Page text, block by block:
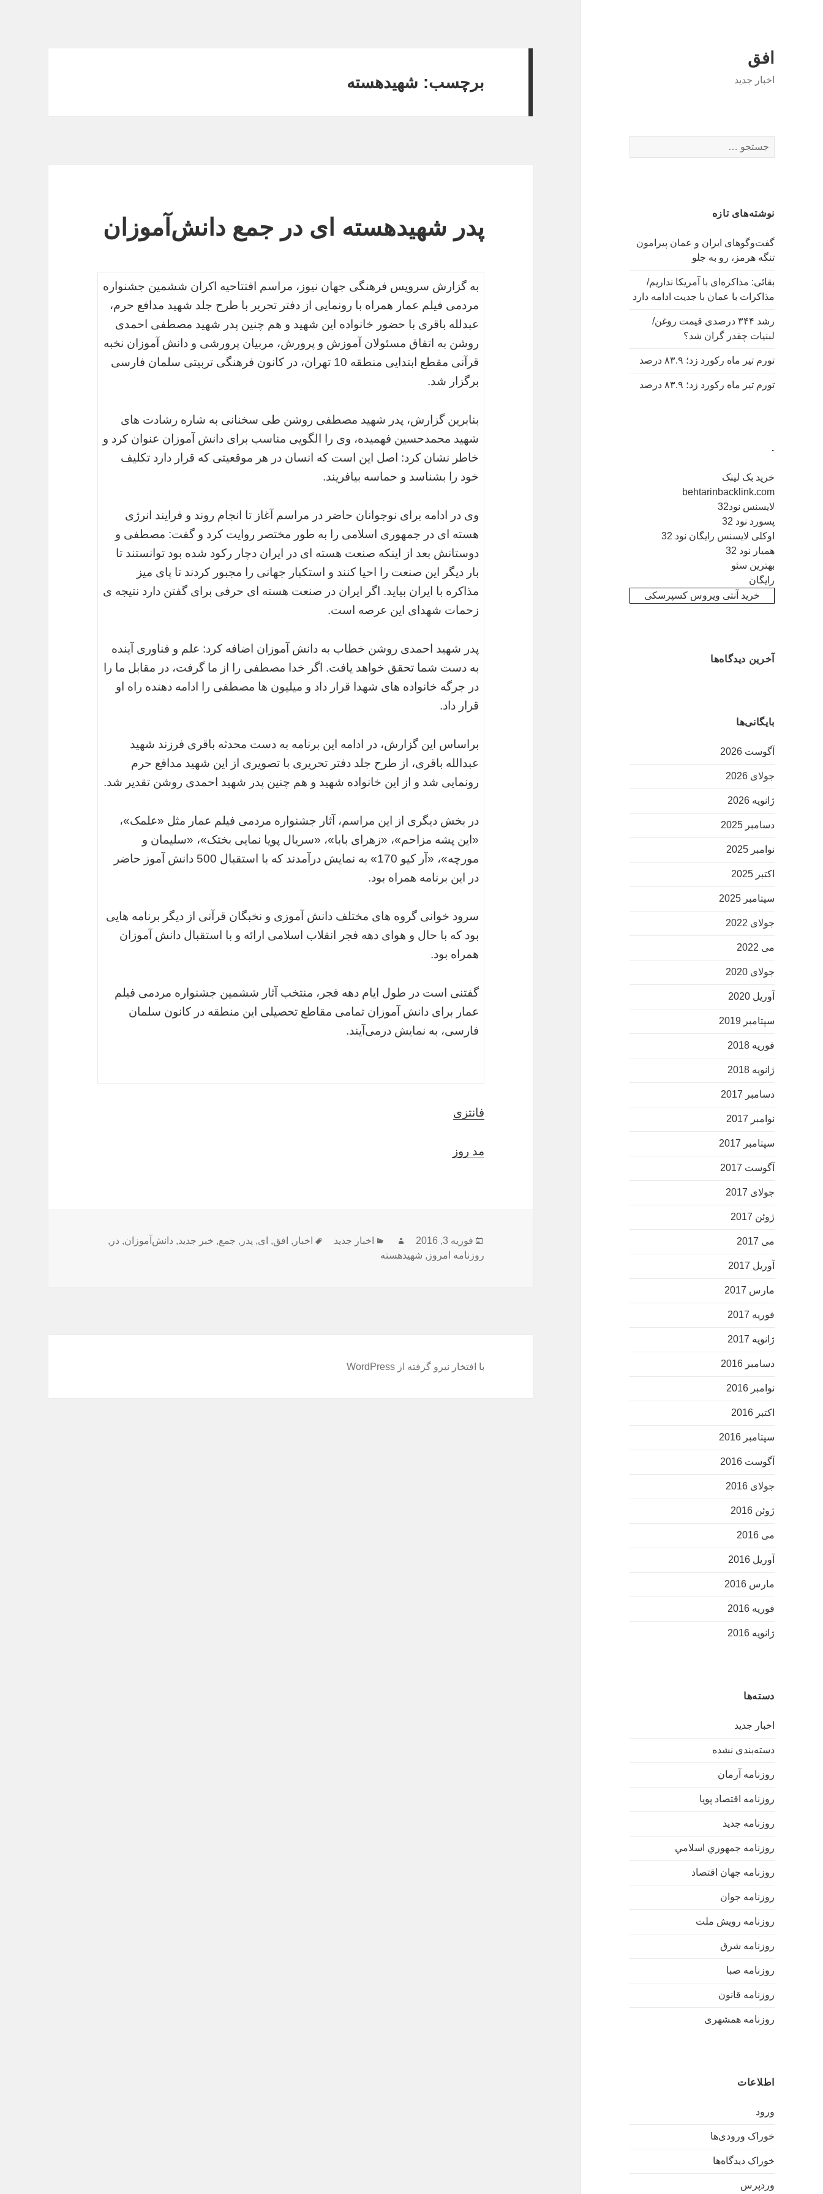
افق
اخبار جدید
برای:
نوشته‌های تازه
گفت‌وگوهای ایران و عمان پیرامون
تنگه هرمز، رو به جلو
بقائی: مذاکره‌ای با آمریکا نداریم/
مذاکرات با عمان با جدیت ادامه دارد
رشد ۳۴۴ درصدی قیمت روغن/
لبنیات چقدر گران شد؟
تورم تیر ماه رکورد زد؛ ۸۳.۹ درصد
تورم تیر ماه رکورد زد؛ ۸۳.۹ درصد
.
خرید بک لینک
behtarinbacklink.com
لایسنس نود32
پسورد نود 32
اوکلی لایسنس رایگان نود 32
همیار نود 32
بهترین سئو
رایگان
خرید آنتی ویروس کسپرسکی
آخرین دیدگاه‌ها
بایگانی‌ها
آگوست 2026
جولای 2026
ژانویه 2026
دسامبر 2025
نوامبر 2025
اکتبر 2025
سپتامبر 2025
جولای 2022
می 2022
جولای 2020
آوریل 2020
سپتامبر 2019
فوریه 2018
ژانویه 2018
دسامبر 2017
نوامبر 2017
سپتامبر 2017
آگوست 2017
جولای 2017
ژوئن 2017
می 2017
آوریل 2017
مارس 2017
فوریه 2017
ژانویه 2017
دسامبر 2016
نوامبر 2016
اکتبر 2016
سپتامبر 2016
آگوست 2016
جولای 2016
ژوئن 2016
می 2016
آوریل 2016
مارس 2016
فوریه 2016
ژانویه 2016
دسته‌ها
اخبار جدید
دسته‌بندی نشده
روزنامه آرمان
روزنامه اقتصاد پویا
روزنامه جدید
روزنامه جمهوري اسلامي
روزنامه جهان اقتصاد
روزنامه جوان
روزنامه رویش ملت
روزنامه شرق
روزنامه صبا
روزنامه قانون
روزنامه همشهری
اطلاعات
ورود
خوراک ورودی‌ها
خوراک دیدگاه‌ها
وردپرس
برچسب: شهیدهسته
پدر شهیدهسته ای در جمع دانش‌آموزان
به گزارش سرویس فرهنگی جهان نیوز، مراسم افتتاحیه اکران ششمین جشنواره
مردمی فیلم عمار همراه با رونمایی از دفتر تحریر با طرح جلد شهید مدافع حرم،
عبدلله باقری با حضور خانواده این شهید و هم چنین پدر شهید مصطفی احمدی
روشن به اتفاق مسئولان آموزش و پرورش، مربیان پرورشی و دانش آموزان نخبه
قرآنی مقطع ابتدایی منطقه 10 تهران، در کانون فرهنگی تربیتی سلمان فارسی
برگزار شد.
بنابرین گزارش، پدر شهید مصطفی روشن طی سخنانی به شاره رشادت های
شهید محمدحسین فهمیده، وی را الگویی مناسب برای دانش آموزان عنوان کرد و
خاطر نشان کرد: اصل این است که انسان در هر موقعیتی که قرار دارد تکلیف
خود را بشناسد و حماسه بیافریند.
وی در ادامه برای نوجوانان حاضر در مراسم آغاز تا انجام روند و فرایند انرژی
هسته ای در جمهوری اسلامی را به طور مختصر روایت کرد و گفت: مصطفی و
دوستانش بعد از اینکه صنعت هسته ای در ایران دچار رکود شده بود توانستند تا
بار دیگر این صنعت را احیا کنند و استکبار جهانی را مجبور کردند تا پای میز
مذاکره با ایران بیاید. اگر ایران در صنعت هسته ای حرفی برای گفتن دارد نتیجه ی
زحمات شهدای این عرصه است.
پدر شهید احمدی روشن خطاب به دانش آموزان اضافه کرد: علم و فناوری آینده
به دست شما تحقق خواهد یافت. اگر خدا مصطفی را از ما گرفت، در مقابل ما را
در جرگه خانواده های شهدا قرار داد و میلیون ها مصطفی را ادامه دهنده راه او
قرار داد.
براساس این گزارش، در ادامه این برنامه به دست محدثه باقری فرزند شهید
عبدالله باقری، از طرح جلد دفتر تحریری با تصویری از این شهید مدافع حرم
رونمایی شد و از این خانواده شهید و هم چنین پدر شهید احمدی روشن تقدیر شد.
در بخش دیگری از این مراسم، آثار جشنواره مردمی فیلم عمار مثل «علمک»،
«این پشه مزاحم»، «زهرای بابا»، «سریال پویا نمایی بختک»، «سلیمان و
مورچه»، «آر کیو 170» به نمایش درآمدند که با استقبال 500 دانش آموز حاضر
در این برنامه همراه بود.
سرود خوانی گروه های مختلف دانش آموزی و نخبگان قرآنی از دیگر برنامه هایی
بود که با حال و هوای دهه فجر انقلاب اسلامی ارائه و با استقبال دانش آموزان
همراه بود.
گفتنی است در طول ایام دهه فجر، منتخب آثار ششمین جشنواره مردمی فیلم
عمار برای دانش آموزان تمامی مقاطع تحصیلی این منطقه در کانون سلمان
فارسی، به نمایش درمی‌آیند.
فانتزی
مد روز
ارسال
شده
فوریه 3, 2016 نویسندهدسته‌ها
اخبار جدید برچسب‌ها
اخبار , افق, ای, پدر , جمع, خبر جدید, دانش‌آموزان, در ,
روزنامه امروز , شهیدهسته
با افتخار نیرو گرفته از WordPress